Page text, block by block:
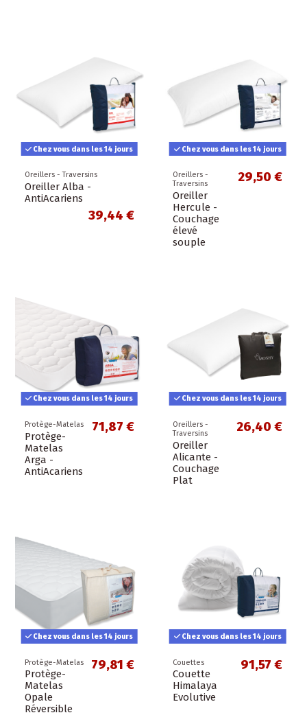
Chez vous dans les 14 jours
Oreillers - Traversins
Oreiller Alba -
AntiAcariens
39,44 €
Chez vous dans les 14 jours
Oreillers -
Traversins
Oreiller
Hercule -
Couchage
élevé
souple
29,50 €
Chez vous dans les 14 jours
Protège-Matelas
Protège-
Matelas
Arga -
AntiAcariens
71,87 €
Chez vous dans les 14 jours
Oreillers -
Traversins
Oreiller
Alicante -
Couchage
Plat
26,40 €
Chez vous dans les 14 jours
Protège-Matelas
Protège-
Matelas
Opale
Réversible
79,81 €
Chez vous dans les 14 jours
Couettes
Couette
Himalaya
Evolutive
91,57 €